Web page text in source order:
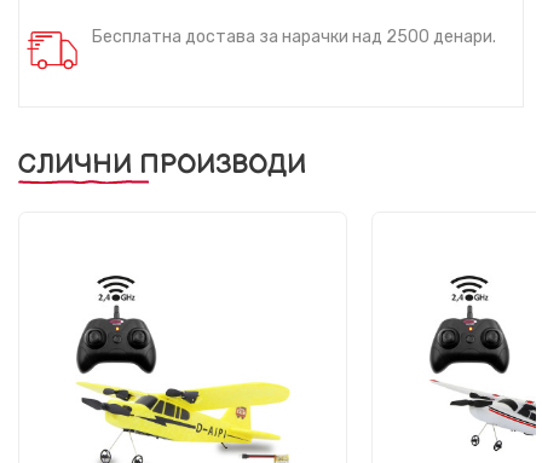
Бесплатна достава за нарачки над 2500 денари.
СЛИЧНИ ПРОИЗВОДИ